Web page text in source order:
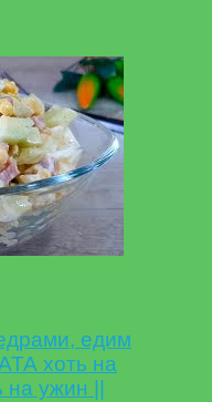
едим
хоть на
ужин ||